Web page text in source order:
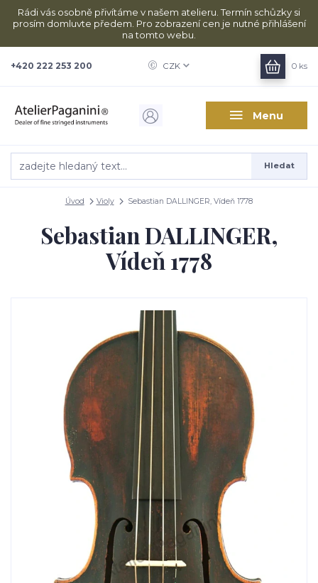
Rádi vás osobně přivítáme v našem atelieru. Termín schůzky si
prosím domluvte předem. Pro zobrazení cen je nutné přihlášení
na tomto webu.
Menu
CZK
Hledat
+420 222 253 200 0 ks
Úvod Violy Sebastian DALLINGER, Vídeň 1778
Sebastian DALLINGER,
Vídeň 1778